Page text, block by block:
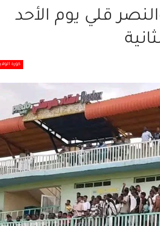
قلي يوم الأحد
كورة